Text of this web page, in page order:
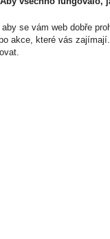
se vám web dobře
akce, které vás